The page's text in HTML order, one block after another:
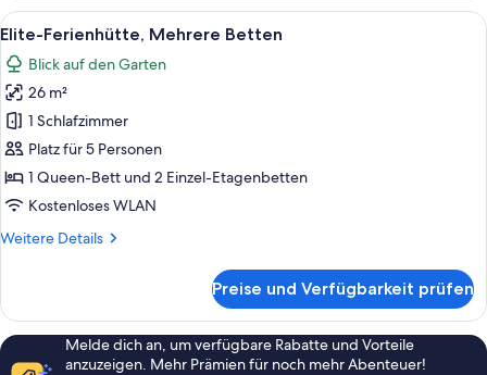
(No
washroom)
Alle
Fotos
für
Elite-
Ferienhütte,
Mehrere
Betten
anzeigen
Ein modernes Hotelzimmer mit
10
Elite-Ferienhütte, Mehrere Betten
Blick auf den Garten
26 m²
1 Schlafzimmer
Platz für 5 Personen
1 Queen-Bett und 2 Einzel-Etagenbetten
Kostenloses WLAN
Weitere Details
Weitere
Ferienhütte,
Mehrere
Betten
Preise und Verfügbarkeit prüfen
Melde dich an, um verfügbare Rabatte und Vorteile
anzuzeigen. Mehr Prämien für noch mehr Abenteuer!